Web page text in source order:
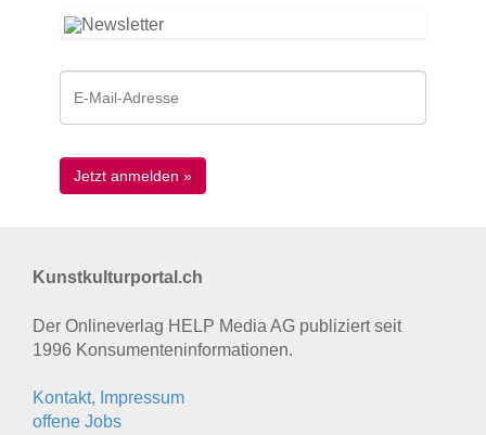
Kunstkulturportal.ch
Der Onlineverlag HELP Media AG publiziert seit
1996 Konsumenten­informationen.
Kontakt, Impressum
offene Jobs